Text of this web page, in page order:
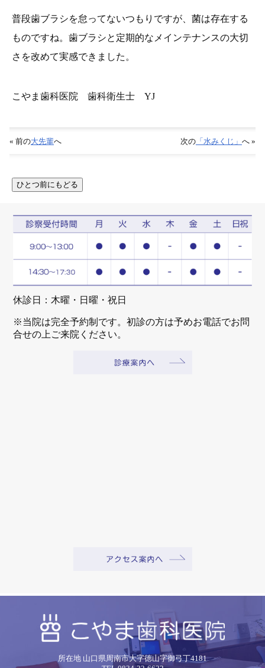
普段歯ブラシを怠ってないつもりですが、菌は存在する
ものですね。歯ブラシと定期的なメインテナンスの大切
さを改めて実感できました。
こやま歯科医院 歯科衛生士 YJ
« 前の大先輩へ 次の 「水みくじ」 へ »
休診日：木曜・日曜・祝日
※当院は完全予約制です。初診の方は予めお電話でお問
合せの上ご来院ください。
所在地 山口県周南市大字徳山字御弓丁4181